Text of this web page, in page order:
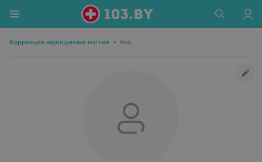
Коррекция нарощенных ногтей • Яна